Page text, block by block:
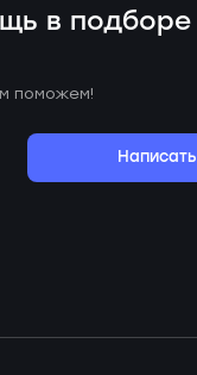
в подборе
поможем!
Написать